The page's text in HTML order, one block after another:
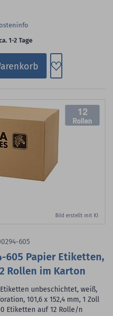
1-2 Tage
Zum
Bild erstellt mit KI
12
605
605 Papier Etiketten,
Rollen im Karton
unbeschichtet, weiß,
101,6 x 152,4 mm, 1 Zoll
Etiketten auf 12 Rolle/n